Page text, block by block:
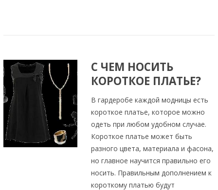
С ЧЕМ НОСИТЬ
КОРОТКОЕ ПЛАТЬЕ?
В гардеробе каждой модницы есть
короткое платье, которое можно
одеть при любом удобном случае.
Короткое платье может быть
разного цвета, материала и фасона,
но главное научится правильно его
носить. Правильным дополнением к
короткому платью будут